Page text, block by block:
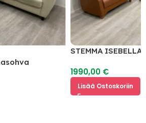
STEMMA
1990,00 €
Lisää Ostoskoriin